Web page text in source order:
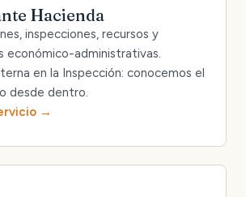
Hacienda
inspecciones, recursos y
económico-administrativas.
en la Inspección: conocemos el
desde dentro.